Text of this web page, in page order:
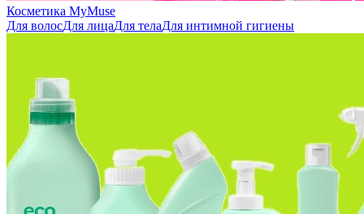
Косметика MyMuse
Для волосДля лицаДля телаДля интимной гигиены